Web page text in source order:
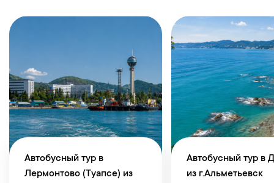
Автобусный тур в
Лермонтово (Туапсе) из
Автобусный тур в
из г.Альметьевск